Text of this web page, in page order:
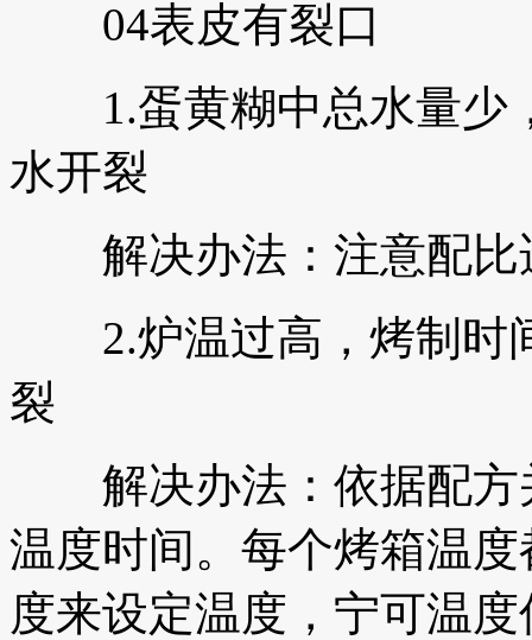
04表皮有裂口
1.蛋黄糊中总水量少
水开裂
解决办法：注意配比
2.炉温过高，烤制时
裂
解决办法：依据配方
温度时间。每个烤箱温
度来设定温度，宁可温